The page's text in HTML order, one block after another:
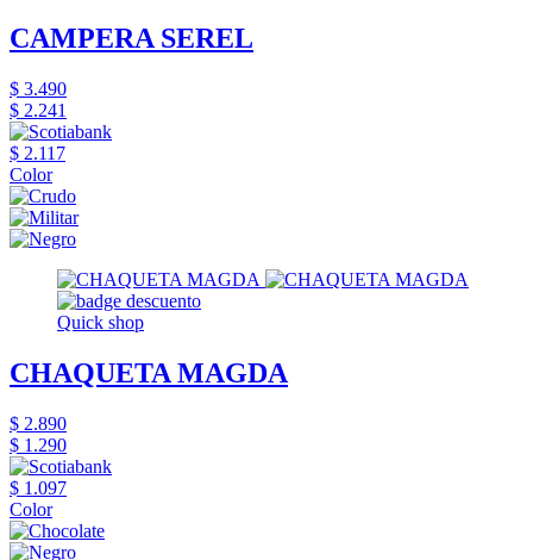
CAMPERA SEREL
$ 3.490
$ 2.241
$ 2.117
Color
Quick shop
CHAQUETA MAGDA
$ 2.890
$ 1.290
$ 1.097
Color